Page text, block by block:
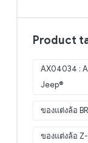
Product
AX04034 :
Jeep®
ของแต่งล้อ
ของแต่งล้อ